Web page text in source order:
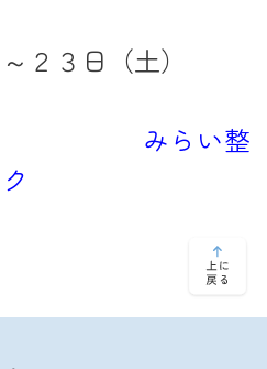
２３日（土）
みらい整